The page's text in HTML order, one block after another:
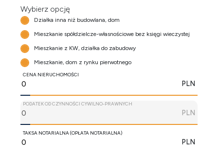
Wybierz opcję
Działka inna niż budowlana, dom
Mieszkanie spółdzielcze-własnościowe bez księgi wieczystej
Mieszkanie z KW, działka do zabudowy
Mieszkanie, dom z rynku pierwotnego
CENA NIERUCHOMOŚCI
PLN
PODATEK OD CZYNNOŚCI CYWILNO-PRAWNYCH
PLN
TAKSA NOTARIALNA (OPŁATA NOTARIALNA)
PLN